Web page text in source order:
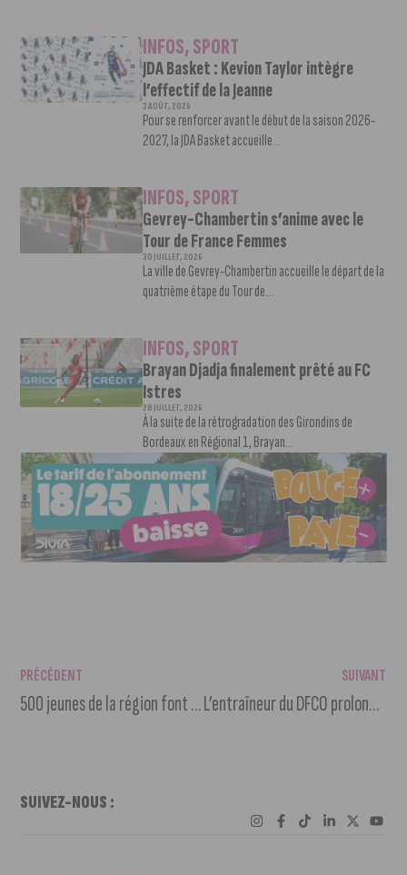
INFOS,SPORT
JDA Basket : Kevion Taylor intègre
l’effectif de la Jeanne
3 AOÛT, 2026
Pour se renforcer avant le début de la saison 2026-
2027, la JDA Basket accueille...
INFOS,SPORT
Gevrey-Chambertin s’anime avec le
Tour de France Femmes
30 JUILLET, 2026
La ville de Gevrey-Chambertin accueille le départ de la
quatrième étape du Tour de...
INFOS,SPORT
Brayan Djadja finalement prêté au FC
Istres
28 JUILLET, 2026
À la suite de la rétrogradation des Girondins de
Bordeaux en Régional 1, Brayan...
PRÉCÉDENT
500 jeunes de la région font leur show au Festival des Mini-Entreprises
SUIVANT
L’entraîneur du DFCO prolongé jusqu’en 2028
SUIVEZ-NOUS :